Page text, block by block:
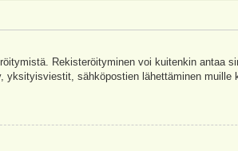
Rekisteröityminen voi kuitenkin antaa
sähköpostien lähettäminen muille